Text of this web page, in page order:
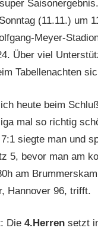
Saisonergebnis.
(11.11.) um
Meyer-
Über viel
Tabellenachten
heute beim
mal so richtig
siegte man und
5, bevor man am
am
Hannover 96, trifft.
Die4.Herren setzt